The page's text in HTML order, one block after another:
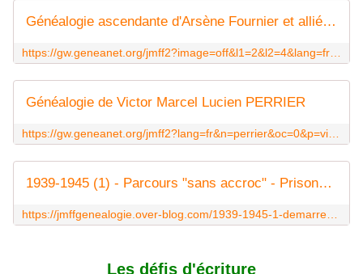
Généalogie ascendante d'Arsène Fournier et alliés ... - Geneanet
Généalogie de Victor Marcel Lucien PERRIER
1939-1945 (1) - Parcours "sans accroc" - Prisonniers de guerre - DES ANCETRES ET DES ACTES
Les défis d'écriture